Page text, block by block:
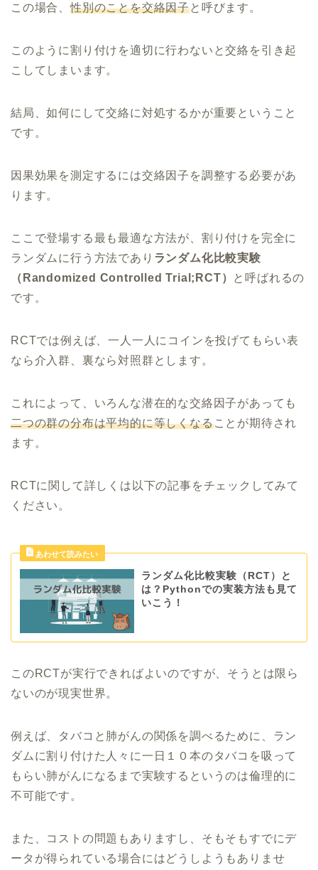
この場合、性別のことを交絡因子と呼びます。
このように割り付けを適切に行わないと交絡を引き起
こしてしまいます。
結局、如何にして交絡に対処するかが重要ということ
です。
因果効果を測定するには交絡因子を調整する必要があ
ります。
ここで登場する最も最適な方法が、割り付けを完全に
ランダムに行う方法であり ランダム化比較実験
（Randomized Controlled Trial;RCT） と呼ばれるの
です。
RCTでは例えば、一人一人にコインを投げてもらい表
なら介入群、裏なら対照群とします。
これによって、いろんな潜在的な交絡因子があっても
二つの群の分布は平均的に等しくなることが期待され
ます。
RCTに関して詳しくは以下の記事をチェックしてみて
ください。
ランダム化比較実験（RCT）と
は？Pythonでの実装方法も見て
いこう！
このRCTが実行できればよいのですが、そうとは限ら
ないのが現実世界。
例えば、タバコと肺がんの関係を調べるために、ラン
ダムに割り付けた人々に一日１０本のタバコを吸って
もらい肺がんになるまで実験するというのは倫理的に
不可能です。
また、コストの問題もありますし、そもそもすでにデ
ータが得られている場合にはどうしようもありませ